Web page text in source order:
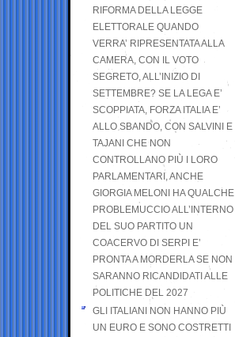
RIFORMA DELLA LEGGE
ELETTORALE QUANDO
VERRA’ RIPRESENTATA ALLA
CAMERA, CON IL VOTO
SEGRETO, ALL’INIZIO DI
SETTEMBRE? SE LA LEGA E’
SCOPPIATA, FORZA ITALIA E’
ALLO SBANDO, CON SALVINI E
TAJANI CHE NON
CONTROLLANO PIÙ I LORO
PARLAMENTARI, ANCHE
GIORGIA MELONI HA QUALCHE
PROBLEMUCCIO ALL’INTERNO
DEL SUO PARTITO UN
COACERVO DI SERPI E’
PRONTA A MORDERLA SE NON
SARANNO RICANDIDATI ALLE
POLITICHE DEL 2027
GLI ITALIANI NON HANNO PIÙ
UN EURO E SONO COSTRETTI